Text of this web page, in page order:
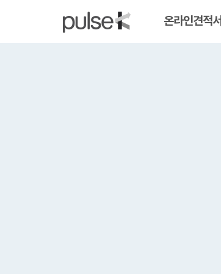
온라인견적서